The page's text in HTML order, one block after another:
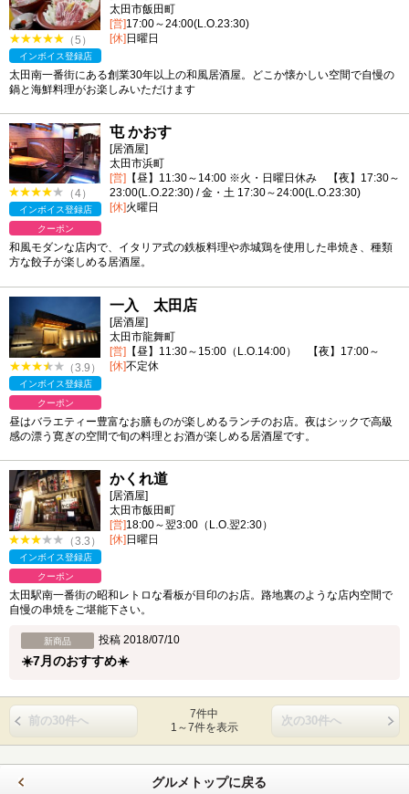
（5）
インボイス登録店
太田市飯田町
[営]17:00～24:00(L.O.23:30)
[休]日曜日
太田南一番街にある創業30年以上の和風居酒屋。どこか懐かしい空間で自慢の
鍋と海鮮料理がお楽しみいただけます
（4）
インボイス登録店
クーポン
屯 かおす
[居酒屋]
太田市浜町
[営] 【昼】11:30～14:00 ※火・日曜日休み 【夜】17:30～
23:00(L.O.22:30) / 金・土 17:30～24:00(L.O.23:30)
[休]火曜日
和風モダンな店内で、イタリア式の鉄板料理や赤城鶏を使用した串焼き、種類
方な餃子が楽しめる居酒屋。
（3.9）
インボイス登録店
クーポン
一入 太田店
[居酒屋]
太田市龍舞町
[営] 【昼】11:30～15:00（L.O.14:00） 【夜】17:00～
[休]不定休
昼はバラエティー豊富なお膳ものが楽しめるランチのお店。夜はシックで高級
感の漂う寛ぎの空間で旬の料理とお酒が楽しめる居酒屋です。
（3.3）
インボイス登録店
クーポン
かくれ道
[居酒屋]
太田市飯田町
[営]18:00～翌3:00（L.O.翌2:30）
[休] 日曜日
太田駅南一番街の昭和レトロな看板が目印のお店。路地裏のような店内空間で
自慢の串焼をご堪能下さい。
新商品 投稿 2018/07/10
☀️7月のおすすめ☀️
前の30件へ
7件中
1～7件を表示
次の30件へ
グルメトップに戻る